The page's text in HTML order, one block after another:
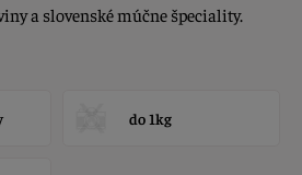
a slovenské múčne špeciality.
do 1kg